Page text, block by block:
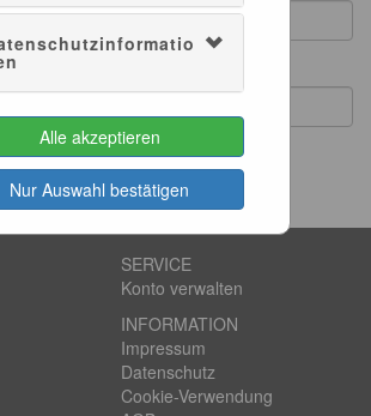
Alle akzeptieren
Nur Auswahl bestätigen
SERVICE
Konto verwalten
INFORMATION
Impressum
Datenschutz
Cookie-Verwendung